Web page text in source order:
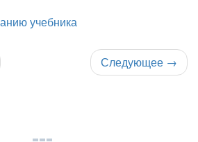
учебника
Следующее →